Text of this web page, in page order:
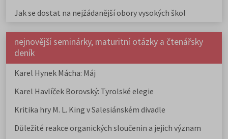
Jak se dostat na nejžádanější obory vysokých škol
nejnovější seminárky, maturitní otázky a čtenářsky
deník
Karel Hynek Mácha: Máj
Karel Havlíček Borovský: Tyrolské elegie
Kritika hry M. L. King v Salesiánském divadle
Důležité reakce organických sloučenin a jejich význam